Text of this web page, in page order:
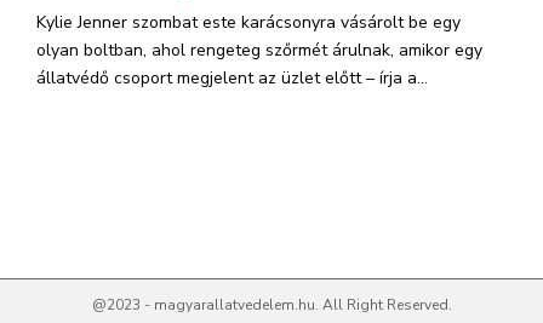
Kylie Jenner szombat este karácsonyra vásárolt be egy
olyan boltban, ahol rengeteg szőrmét árulnak, amikor egy
állatvédő csoport megjelent az üzlet előtt – írja a...
@2023 - magyarallatvedelem.hu. All Right Reserved.